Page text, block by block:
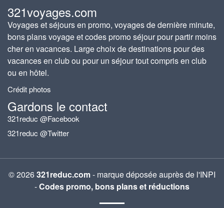
321voyages.com
Voyages et séjours en promo, voyages de dernière minute,
bons plans voyage et codes promo séjour pour partir moins
cher en vacances. Large choix de destinations pour des
vacances en club ou pour un séjour tout compris en club
ou en hôtel.
Crédit photos
Gardons le contact
321reduc @Facebook
321reduc @Twitter
© 2026321reduc.com- marque déposée auprès de l'INPI
-Codes promo, bons plans et réductions